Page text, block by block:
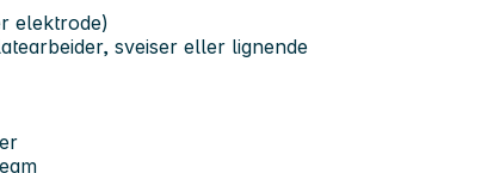
elektrode)
sveiser eller lignende